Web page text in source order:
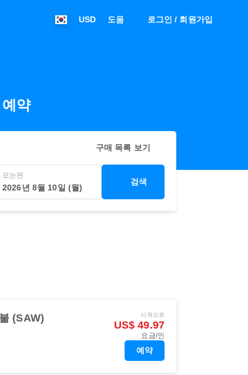
USD 도움 로그인 / 회원가입
약
구매 목록 보기
오는편
2026년 8월 10일 (월)
검색
(SAW) 시작으로
US$ 49.97
요금/인
예약